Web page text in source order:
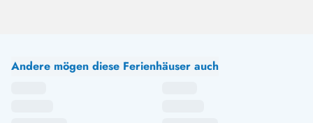
Andere mögen diese Ferienhäuser auch